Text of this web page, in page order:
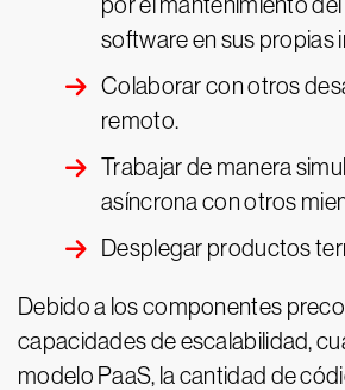
software en sus propias
Colaborar con otros
remoto.
Trabajar de manera
asíncrona con otros
Desplegar productos
Debido a los componentes
capacidades de escalabilidad,
modelo PaaS, la cantidad de